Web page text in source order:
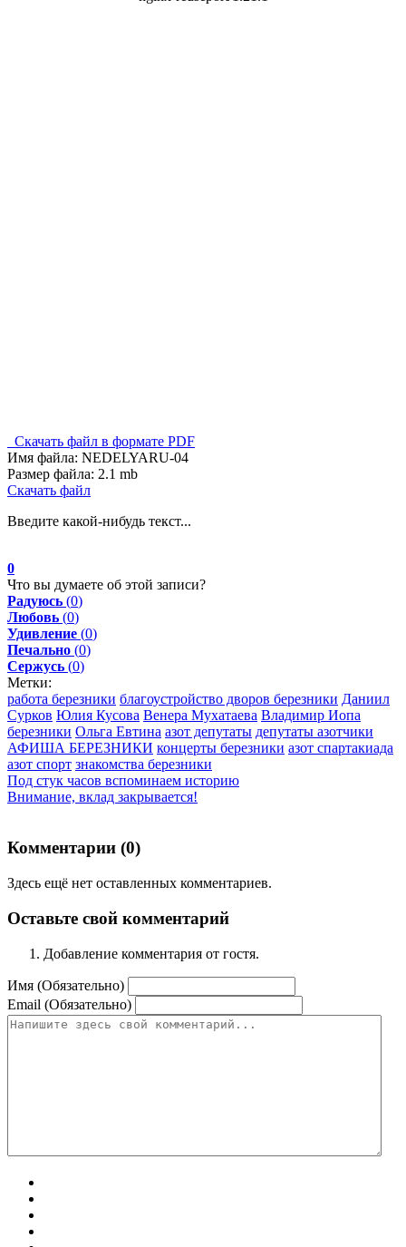
Скачать файл в формате PDF
Имя файла: NEDELYARU-04
Размер файла: 2.1 mb
Скачать файл
Введите какой-нибудь текст...
0
Что вы думаете об этой записи?
Радуюсь (0)
Любовь (0)
Удивление (0)
Печально (0)
Сержусь (0)
Метки:
работа березники благоустройство дворов березники Даниил
Сурков Юлия Кусова Венера Мухатаева Владимир Иопа
березники Ольга Евтина азот депутаты депутаты азотчики
АФИША БЕРЕЗНИКИ концерты березники азот спартакиада
азот спорт знакомства березники
Под стук часов вспоминаем историю
Внимание, вклад закрывается!
Комментарии (0)
Здесь ещё нет оставленных комментариев.
Оставьте свой комментарий
Добавление комментария от гостя.
Имя (Обязательно)
Email (Обязательно)